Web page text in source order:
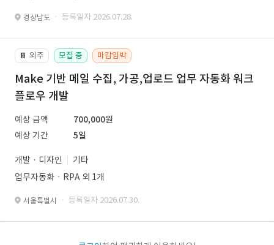
경상남도 · 등록일자 2026.07.28.
📔 외주 모집 중 마감임박
Make 기반 메일 수집, 가공,업로드 업무 자동화 워크
플로우 개발
예상 금액
700,000원
예상 기간
5일
개발 · 디자인
기타
업무자동화ㆍRPA 외 1개
서울특별시 · 등록일자 2026.07.30.